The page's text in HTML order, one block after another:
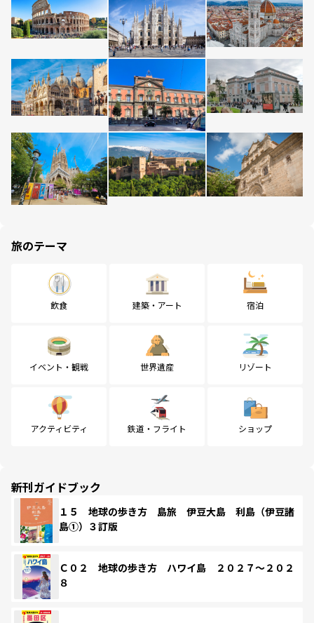
旅のテーマ
飲食 建築・アート 宿泊
イベント・観戦 世界遺産 リゾート
アクティビティ 鉄道・フライト ショップ
新刊ガイドブック
１５ 地球の歩き方 島旅 伊豆大島 利島（伊豆諸
島①）３訂版
Ｃ０２ 地球の歩き方 ハワイ島 ２０２７～２０２
８